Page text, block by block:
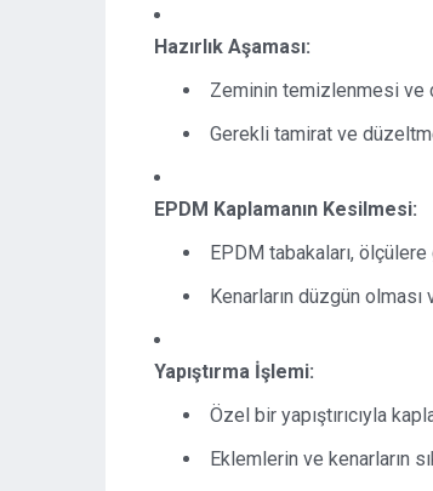
Hazırlık Aşaması:
Zeminin temizlenmesi ve
Gerekli tamirat ve
EPDM Kaplamanın Kesilmesi:
EPDM tabakaları,
Kenarların düzgün
Yapıştırma İşlemi:
Özel bir yapıştırıcıyla
Eklemlerin ve kenarların